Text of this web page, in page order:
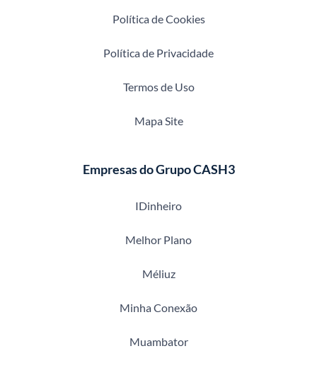
Política de Cookies
Política de Privacidade
Termos de Uso
Mapa Site
Empresas do Grupo CASH3
IDinheiro
Melhor Plano
Méliuz
Minha Conexão
Muambator